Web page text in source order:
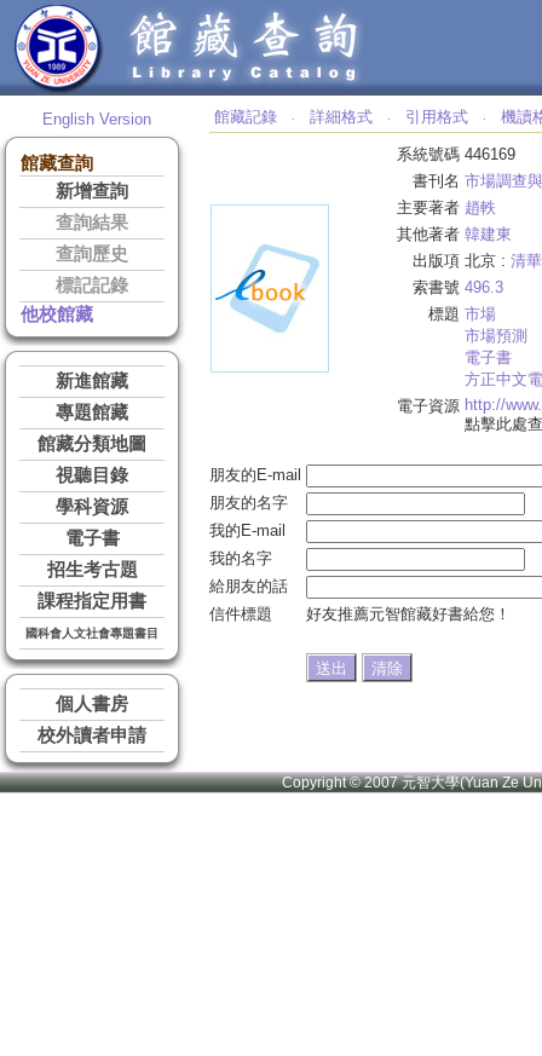
English Version
館藏查詢
新增查詢
查詢結果
查詢歷史
標記記錄
他校館藏
新進館藏
專題館藏
館藏分類地圖
視聽目錄
學科資源
電子書
招生考古題
課程指定用書
國科會人文社會專題書目
個人書房
校外讀者申請
館藏記錄 ‧ 詳細格式 ‧ 引用格式 ‧ 機讀
系統號碼 446169
書刊名 市場調查
主要著者 趙軼
其他著者 韓建東
出版項 北京 : 清
索書號 496.3
標題 市場
市場預測
電子書
方正中文
電子資源 http://
點擊此處
朋友的E-mail
朋友的名字
我的E-mail
我的名字
給朋友的話
信件標題
好友推薦元智館藏好書給您！
Copyright © 2007 元智大學(Yuan Ze